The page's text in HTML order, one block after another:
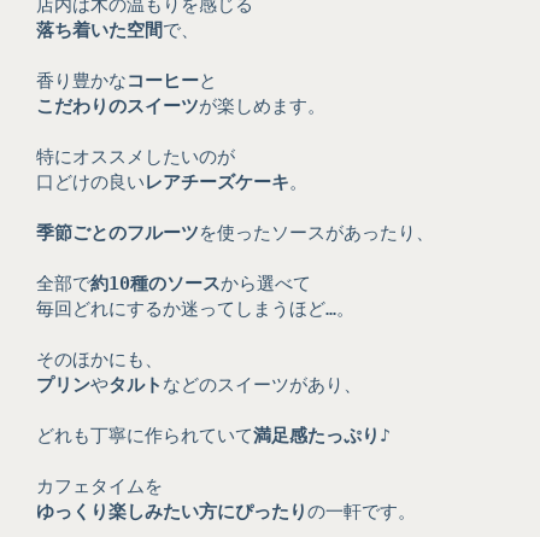
店内は木の温もりを感じる
落ち着いた空間で、
香り豊かなコーヒーと
こだわりのスイーツが楽しめます。
特にオススメしたいのが
口どけの良いレアチーズケーキ。
季節ごとのフルーツを使ったソースがあったり、
全部で約10種のソースから選べて
毎回どれにするか迷ってしまうほど…。
そのほかにも、
プリンやタルト などのスイーツがあり、
どれも丁寧に作られていて満足感たっぷり ♪
カフェタイムを
ゆっくり楽しみたい方にぴったりの一軒です。